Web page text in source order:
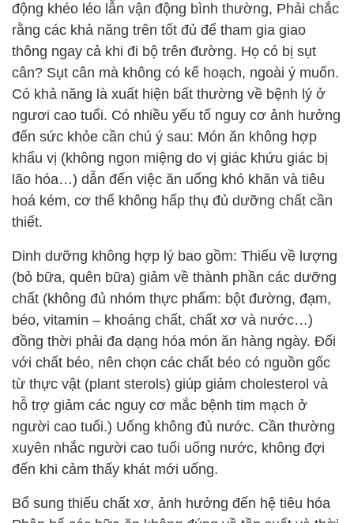
động khéo léo lẫn vận động bình thường, Phải chắc
rằng các khả năng trên tốt đủ để tham gia giao
thông ngay cả khi đi bộ trên đường. Họ có bị sụt
cân? Sụt cân mà không có kế hoạch, ngoài ý muốn.
Có khả năng là xuất hiện bất thường về bệnh lý ở
ngươi cao tuổi. Có nhiều yếu tố nguy cơ ảnh hưởng
đến sức khỏe cần chú ý sau: Món ăn không hợp
khẩu vị (không ngon miệng do vị giác khứu giác bị
lão hóa…) dẫn đến việc ăn uống khó khăn và tiêu
hoá kém, cơ thể không hấp thụ đủ dưỡng chất cần
thiết.
Dinh dưỡng không hợp lý bao gồm: Thiếu về lượng
(bỏ bữa, quên bữa) giảm về thành phần các dưỡng
chất (không đủ nhóm thực phẩm: bột đường, đạm,
béo, vitamin – khoáng chất, chất xơ và nước…)
đồng thời phải đa dạng hóa món ăn hàng ngày. Đối
với chất béo, nên chọn các chất béo có nguồn gốc
từ thực vật (plant sterols) giúp giảm cholesterol và
hỗ trợ giảm các nguy cơ mắc bệnh tim mạch ở
người cao tuổi.) Uống không đủ nước. Cần thường
xuyên nhắc người cao tuổi uống nước, không đợi
đến khi cảm thấy khát mới uống.
Bổ sung thiếu chất xơ, ảnh hưởng đến hệ tiêu hóa